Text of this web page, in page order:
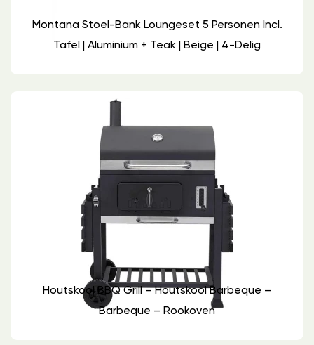
Montana Stoel-Bank Loungeset 5 Personen Incl.
Tafel | Aluminium + Teak | Beige | 4-Delig
Houtskool BBQ Grill – Houtskool Barbeque –
Barbeque – Rookoven